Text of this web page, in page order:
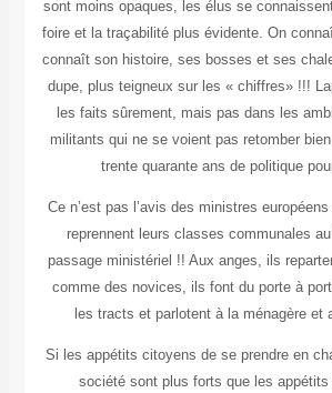
sont moins opaques, les élus se
foire et la traçabilité plus évidente. On
connaît son histoire, ses bosses et ses
dupe, plus teigneux sur les « chiffres» !!!
les faits sûrement, mais pas dans les
militants qui ne se voient pas retomber
trente quarante ans de politique
Ce n’est pas l’avis des ministres
reprennent leurs classes communales au
passage ministériel !! Aux anges, ils
comme des novices, ils font du porte à
les tracts et parlotent à la ménagère et
Si les appétits citoyens de se prendre en
société sont plus forts que les